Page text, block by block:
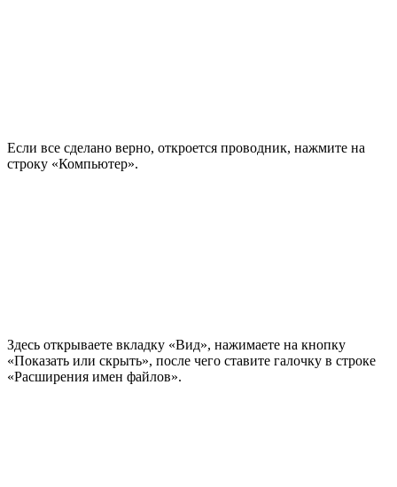
Если все сделано верно, откроется проводник, нажмите на
строку «Компьютер».
Здесь открываете вкладку «Вид», нажимаете на кнопку
«Показать или скрыть», после чего ставите галочку в строке
«Расширения имен файлов».